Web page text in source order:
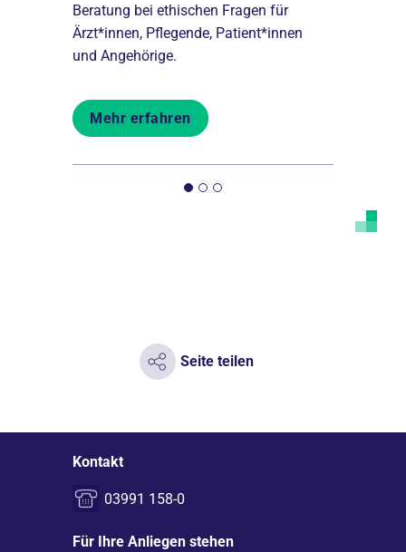
Beratung bei ethischen Fragen für
Ärzt*innen, Pflegende, Patient*innen
und Angehörige.
Mehr erfahren
Seite teilen
Kontakt
03991 158-0
Für Ihre Anliegen stehen